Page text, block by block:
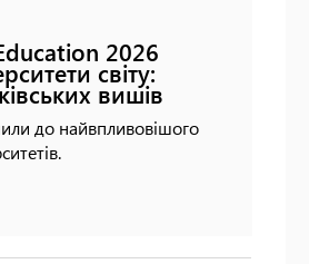
2026
світу:
вишів
до найвпливовішого